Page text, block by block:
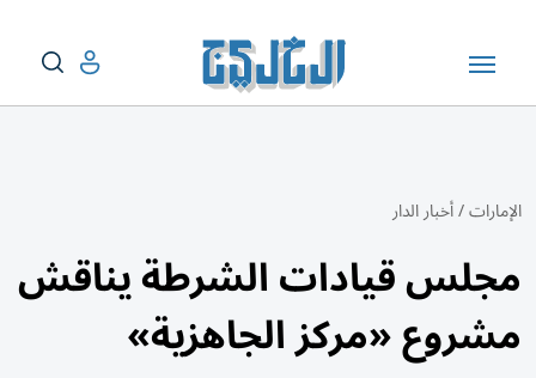
الإمارات/أخبار الدار
مجلس قيادات الشرطة يناقش
مشروع «مركز الجاهزية»